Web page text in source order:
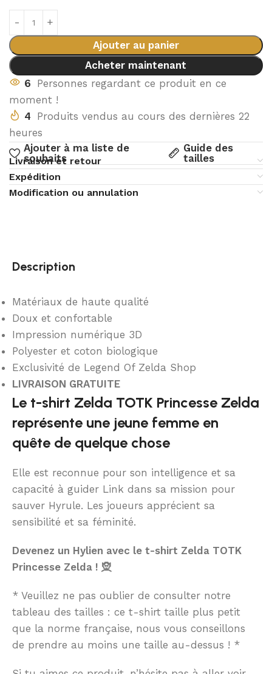
Ajouter au panier
Acheter maintenant
6 Personnes regardant ce produit en ce
moment !
4 Produits vendus au cours des dernières 22
heures
Ajouter à ma liste de
souhaits
Guide des
tailles
Livraison et retour
Expédition
Modification ou annulation
Description
Matériaux de haute qualité
Doux et confortable
Impression numérique 3D
Polyester et coton biologique
Exclusivité de Legend Of Zelda Shop
LIVRAISON GRATUITE
Le t-shirt Zelda TOTK Princesse Zelda
représente une jeune femme en
quête de quelque chose
Elle est reconnue pour son intelligence et sa
capacité à guider Link dans sa mission pour
sauver Hyrule. Les joueurs apprécient sa
sensibilité et sa féminité.
Devenez un Hylien avec le t-shirt Zelda TOTK
Princesse Zelda ! 🧝
* Veuillez ne pas oublier de consulter notre
tableau des tailles : ce t-shirt taille plus petit
que la norme française, nous vous conseillons
de prendre au moins une taille au-dessus ! *